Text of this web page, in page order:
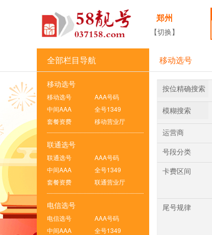
郑州
【切换】
全部栏目导航 移动选号
移动选号
移动选号
AAA号码
中间AAA
全号1349
套餐资费
移动营业厅
联通选号
联通选号
AAA号码
中间AAA
全号1349
套餐资费
联通营业厅
电信选号
电信选号
AAA号码
中间AAA
全号1349
按位精确搜索
模糊搜索
运营商
号段分类
卡费区间
尾号规律